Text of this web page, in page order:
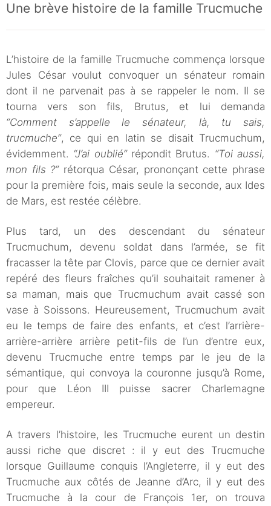
Une brève histoire de la famille Trucmuche
L’histoire de la famille Trucmuche commença lorsque
Jules César voulut convoquer un sénateur romain
dont il ne parvenait pas à se rappeler le nom. Il se
tourna vers son fils, Brutus, et lui demanda
“Comment s’appelle le sénateur, là, tu sais,
trucmuche”, ce qui en latin se disait Trucmuchum,
évidemment. “J’ai oublié”répondit Brutus. “Toi aussi,
mon fils ?”rétorqua César, prononçant cette phrase
pour la première fois, mais seule la seconde, aux Ides
de Mars, est restée célèbre.
Plus tard, un des descendant du sénateur
Trucmuchum, devenu soldat dans l’armée, se fit
fracasser la tête par Clovis, parce que ce dernier avait
repéré des fleurs fraîches qu’il souhaitait ramener à
sa maman, mais que Trucmuchum avait cassé son
vase à Soissons. Heureusement, Trucmuchum avait
eu le temps de faire des enfants, et c’est l’arrière-
arrière-arrière arrière petit-fils de l’un d’entre eux,
devenu Trucmuche entre temps par le jeu de la
sémantique, qui convoya la couronne jusqu’à Rome,
pour que Léon III puisse sacrer Charlemagne
empereur.
A travers l’histoire, les Trucmuche eurent un destin
aussi riche que discret : il y eut des Trucmuche
lorsque Guillaume conquis l’Angleterre, il y eut des
Trucmuche aux côtés de Jeanne d’Arc, il y eut des
Trucmuche à la cour de François 1er, on trouva